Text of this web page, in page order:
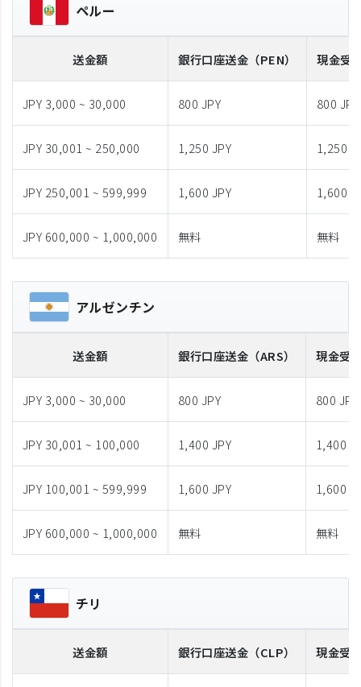
ペルー
送金額 銀行口座送金 （PEN） 現金受
JPY 3,000 ~ 30,000 800 JPY 800 JPY
JPY 30,001 ~ 250,000 1,250 JPY 1,250
JPY 250,001 ~ 599,999 1,600 JPY 1,600
JPY 600,000 ~ 1,000,000 無料 無料
アルゼンチン
送金額 銀行口座送金 （ARS） 現金受
JPY 3,000 ~ 30,000 800 JPY 800 JPY
JPY 30,001 ~ 100,000 1,400 JPY 1,400
JPY 100,001 ~ 599,999 1,600 JPY 1,600
JPY 600,000 ~ 1,000,000 無料 無料
チリ
送金額 銀行口座送金 （CLP） 現金受